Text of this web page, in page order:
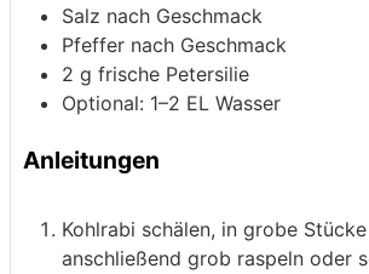
Salz nach Geschmack
Pfeffer nach Geschmack
2 g frische Petersilie
Optional: 1–2 EL Wasser
Anleitungen
Kohlrabi schälen, in grobe
anschließend grob raspeln oder